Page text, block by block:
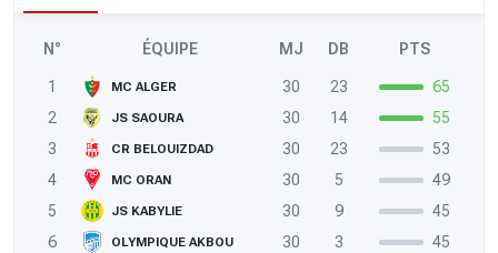
N° ÉQUIPE MJ DB PTS
1 MC ALGER 30 23
65
2
JS SAOURA 30 14
55
3
CR BELOUIZDAD 30 23
53
4
MC ORAN 30 5
49
5
JS KABYLIE 30 9
45
6
OLYMPIQUE AKBOU 30 3
45